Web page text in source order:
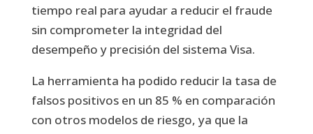
tiempo real para ayudar a reducir el fraude
sin comprometer la integridad del
desempeño y precisión del sistema Visa.
La herramienta ha podido reducir la tasa de
falsos positivos en un 85 % en comparación
con otros modelos de riesgo, ya que la